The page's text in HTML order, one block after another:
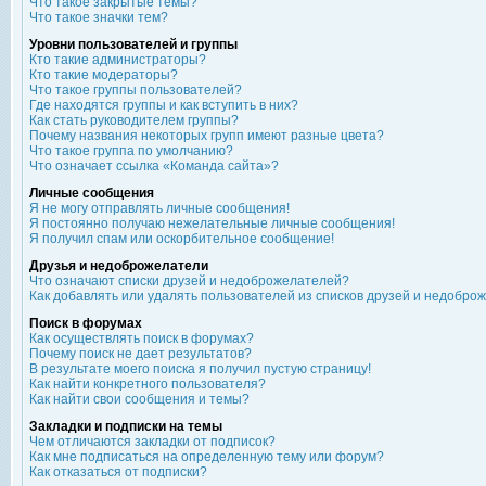
Что такое значки тем?
Уровни пользователей и группы
Кто такие администраторы?
Кто такие модераторы?
Что такое группы пользователей?
Где находятся группы и как вступить в них?
Как стать руководителем группы?
Почему названия некоторых групп имеют разные цвета?
Что такое группа по умолчанию?
Что означает ссылка «Команда сайта»?
Личные сообщения
Я не могу отправлять личные сообщения!
Я постоянно получаю нежелательные личные сообщения!
Я получил спам или оскорбительное сообщение!
Друзья и недоброжелатели
Что означают списки друзей и недоброжелателей?
Как добавлять или удалять пользователей из списков друзей и
Поиск в форумах
Как осуществлять поиск в форумах?
Почему поиск не дает результатов?
В результате моего поиска я получил пустую страницу!
Как найти конкретного пользователя?
Как найти свои сообщения и темы?
Закладки и подписки на темы
Чем отличаются закладки от подписок?
Как мне подписаться на определенную тему или форум?
Как отказаться от подписки?